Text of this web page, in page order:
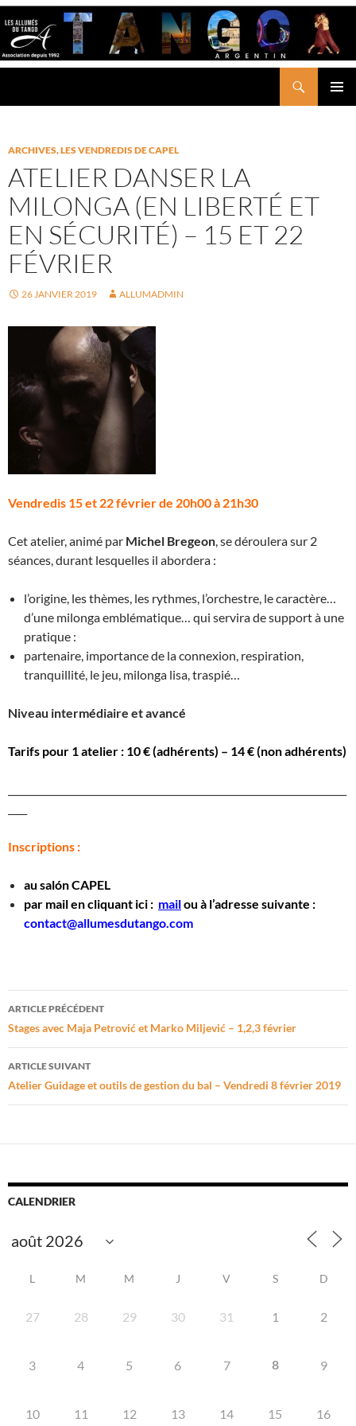
Aller
au
contenu
ARCHIVES,LES VENDREDIS DE CAPEL
ATELIER DANSER LA
MILONGA (EN LIBERTÉ ET
EN SÉCURITÉ) – 15 ET 22
FÉVRIER
26 JANVIER 2019 ALLUMADMIN
Vendredis 15 et 22 février de 20h00 à 21h30
Cet atelier, animé par Michel Bregeon, se déroulera sur 2
séances, durant lesquelles il abordera :
l’origine, les thèmes, les rythmes, l’orchestre, le caractère…
d’une milonga emblématique… qui servira de support à une
pratique :
partenaire, importance de la connexion, respiration,
tranquillité, le jeu, milonga lisa, traspié…
Niveau intermédiaire et avancé
Tarifs pour 1 atelier : 10 € (adhérents) – 14 € (non adhérents)
Inscriptions :
au salón CAPEL
par mail en cliquant ici : mailou à l’adresse suivante :
contact@allumesdutango.com
Navigation
des
articles
ARTICLE PRÉCÉDENT
Stages avec Maja Petrović et Marko Miljević – 1,2,3 février
ARTICLE SUIVANT
Atelier Guidage et outils de gestion du bal – Vendredi 8 février 2019
CALENDRIER
L M M J V S D
27 28 29 30 31 1 2
3 4 5 6 7 8 9
10 11 12 13 14 15 16